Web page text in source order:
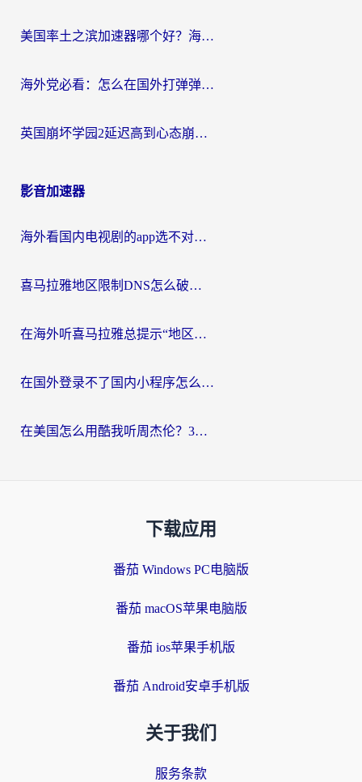
美国率土之滨加速器哪个好？海外党国服游戏畅玩终极指南（附多游戏解决方案）
海外党必看：怎么在国外打弹弹堂不卡？番茄加速器亲测指南
英国崩坏学园2延迟高到心态崩？海外党国服游戏加速终极指南
影音加速器
海外看国内电视剧的app选不对？这份回国加速器避坑指南帮你流畅追剧
喜马拉雅地区限制DNS怎么破？海外党听国内音乐听书的终极解决方案
在海外听喜马拉雅总提示“地区限制”？3步轻松解除+听国内音乐全攻略
在国外登录不了国内小程序怎么办？选对回国加速器，轻松解锁国内资源
在美国怎么用酷我听周杰伦？3步搞定海外听歌难题
下载应用
番茄 Windows PC电脑版
番茄 macOS苹果电脑版
番茄 ios苹果手机版
番茄 Android安卓手机版
关于我们
服务条款